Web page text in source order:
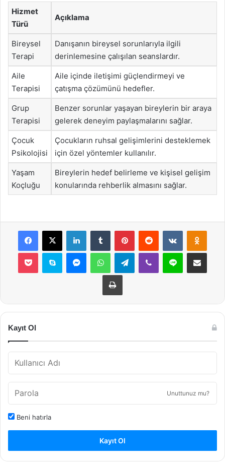
Hizmet
Türü
Açıklama
Bireysel
Terapi
Danışanın bireysel sorunlarıyla ilgili
derinlemesine çalışılan seanslardır.
Aile
Terapisi
Aile içinde iletişimi güçlendirmeyi ve
çatışma çözümünü hedefler.
Grup
Terapisi
Benzer sorunlar yaşayan bireylerin bir araya
gelerek deneyim paylaşmalarını sağlar.
Çocuk
Psikolojisi
Çocukların ruhsal gelişimlerini desteklemek
için özel yöntemler kullanılır.
Yaşam
Koçluğu
Bireylerin hedef belirleme ve kişisel gelişim
konularında rehberlik almasını sağlar.
Facebook
X LinkedInTumblr PinterestReddit VKontakte
Pocket Skype MessengerWhatsAppTelegramViber Line E-Posta ile
Yazdır
Kayıt Ol
Unuttunuz mu?
Beni hatırla
Kayıt Ol